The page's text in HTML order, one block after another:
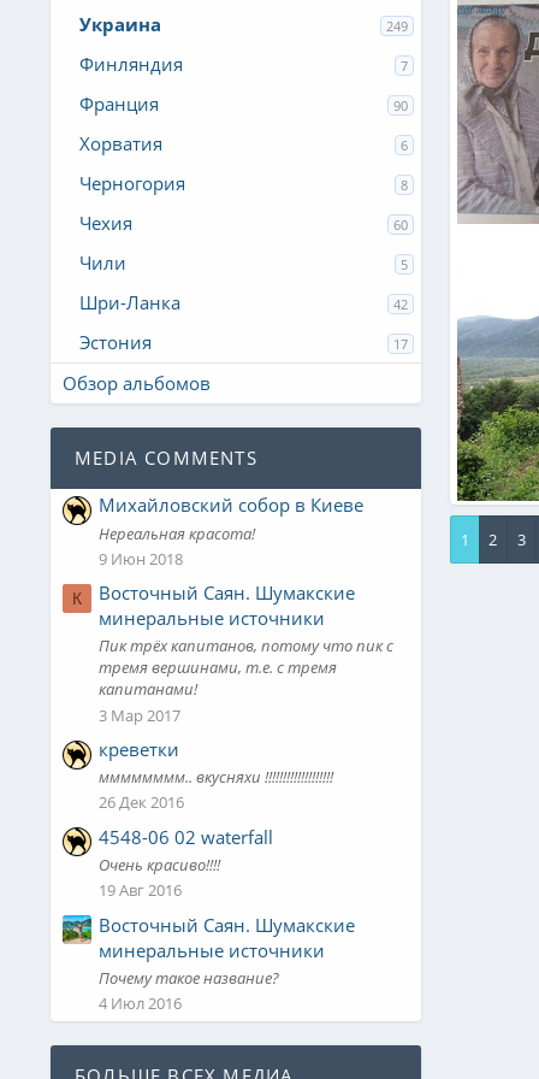
Украина 249
Финляндия 7
Франция 90
Хорватия 6
Черногория 8
Чехия 60
Чили 5
Шри-Ланка 42
Эстония 17
Обзор альбомов
MEDIA COMMENTS
Михайловский собор в Киеве
Нереальная красота!
9 Июн 2018
К
Восточный Саян. Шумакские
минеральные источники
Пик трёх капитанов, потому что пик с
тремя вершинами, т.е. с тремя
капитанами!
3 Мар 2017
креветки
мммммммм.. вкусняхи !!!!!!!!!!!!!!!!!!!
26 Дек 2016
4548-06 02 waterfall
Очень красиво!!!!
19 Авг 2016
Восточный Саян. Шумакские
минеральные источники
Почему такое название?
4 Июл 2016
Нила
0
0
1 2 3